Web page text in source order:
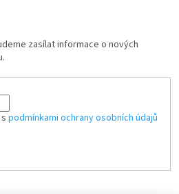
zasílat informace o nových
podmínkami ochrany osobních údajů